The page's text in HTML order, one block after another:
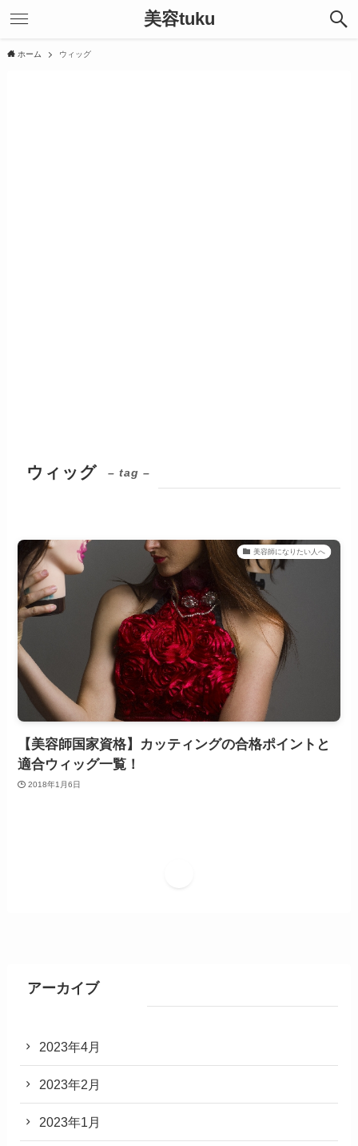
美容tuku
ホーム ウィッグ
ウィッグ – tag –
美容師になりたい人へ
【美容師国家資格】カッティングの合格ポイントと
適合ウィッグ一覧！
2018年1月6日
アーカイブ
2023年4月
2023年2月
2023年1月